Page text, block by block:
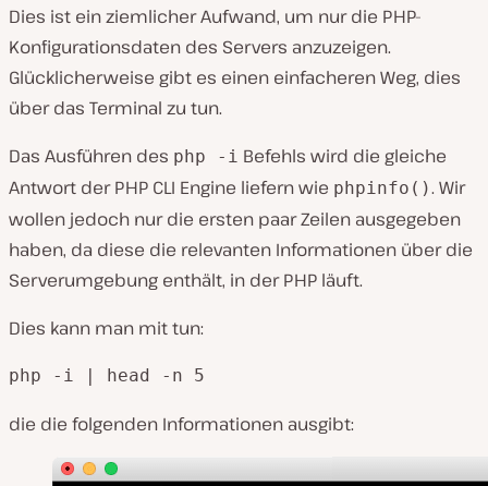
Dies ist ein ziemlicher Aufwand, um nur die PHP-
Konfigurationsdaten des Servers anzuzeigen.
Glücklicherweise gibt es einen einfacheren Weg, dies
über das Terminal zu tun.
Das Ausführen des php -i Befehls wird die gleiche
Antwort der PHP CLI Engine liefern wie phpinfo(). Wir
wollen jedoch nur die ersten paar Zeilen ausgegeben
haben, da diese die relevanten Informationen über die
Serverumgebung enthält, in der PHP läuft.
Dies kann man mit tun:
php -i | head -n 5
die die folgenden Informationen ausgibt: